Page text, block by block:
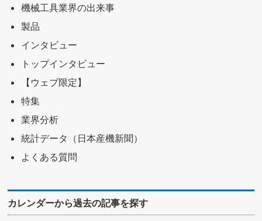
機械工具業界の出来事
製品
インタビュー
トップインタビュー
【ウェブ限定】
特集
業界分析
統計データ（日本産機新聞）
よくある質問
カレンダーから過去の記事を探す